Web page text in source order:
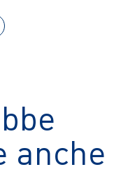
anche